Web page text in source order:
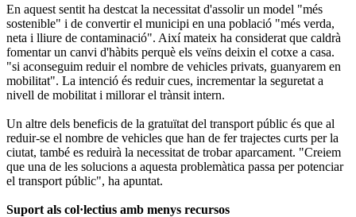
En aquest sentit ha destcat la necessitat d'assolir un model "més
sostenible" i de convertir el municipi en una població "més verda,
neta i lliure de contaminació". Així mateix ha considerat que caldrà
fomentar un canvi d'hàbits perquè els veïns deixin el cotxe a casa.
"si aconseguim reduir el nombre de vehicles privats, guanyarem en
mobilitat". La intenció és reduir cues, incrementar la seguretat a
nivell de mobilitat i millorar el trànsit intern.
Un altre dels beneficis de la gratuïtat del transport públic és que al
reduir-se el nombre de vehicles que han de fer trajectes curts per la
ciutat, també es reduirà la necessitat de trobar aparcament. "Creiem
que una de les solucions a aquesta problemàtica passa per potenciar
el transport públic", ha apuntat.
Suport als col·lectius amb menys recursos